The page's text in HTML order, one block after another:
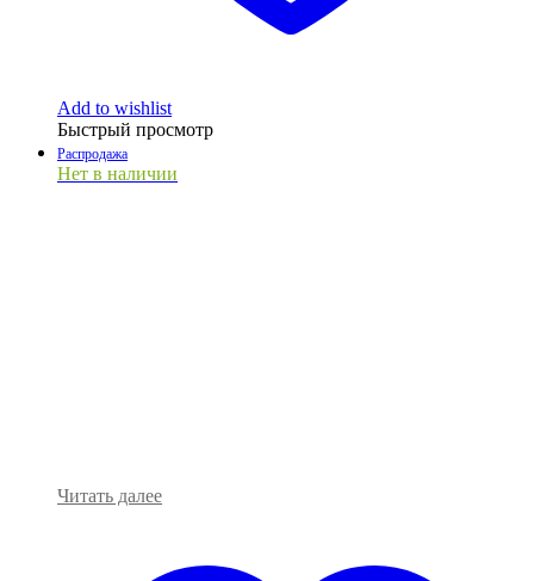
Add to wishlist
Быстрый просмотр
Распродажа
Нет в наличии
Читать далее